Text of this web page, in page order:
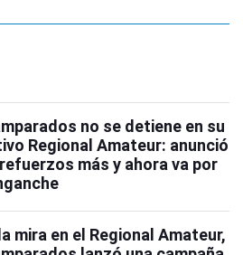
no se detiene en su
Regional Amateur: anunció
más y ahora va por
mira en el Regional Amateur,